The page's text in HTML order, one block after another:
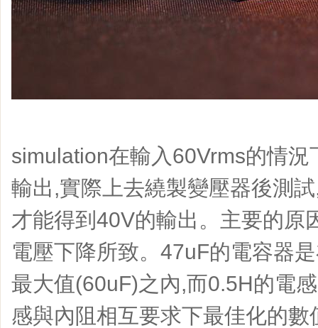
simulation在輸入60Vrms的情
輸出,實際上去繞製變壓器後測
才能得到40V的輸出。主要的原
電壓下降所致。47uF的電容器
最大值(60uF)之內,而0.5H的電
感與內阻相互要求下最佳化的